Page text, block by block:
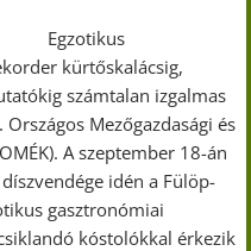
Egzotikus
kürtőskalácsig,
számtalan izgalmas
Mezőgazdasági és
A szeptember 18-án
idén a Fülöp-
gasztronómiai
kóstolókkal érkezik